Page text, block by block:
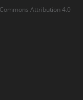
Attribution 4.0